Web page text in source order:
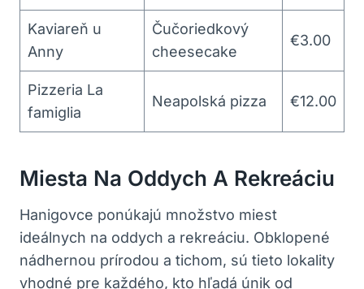
Kaviareň u
Anny
Čučoriedkový
cheesecake
€3.00
Pizzeria La
famiglia
Neapolská pizza €12.00
Miesta Na Oddych A Rekreáciu
Hanigovce ponúkajú množstvo miest
ideálnych na oddych a rekreáciu. Obklopené
nádhernou prírodou a tichom, sú tieto lokality
vhodné pre každého, kto hľadá únik od